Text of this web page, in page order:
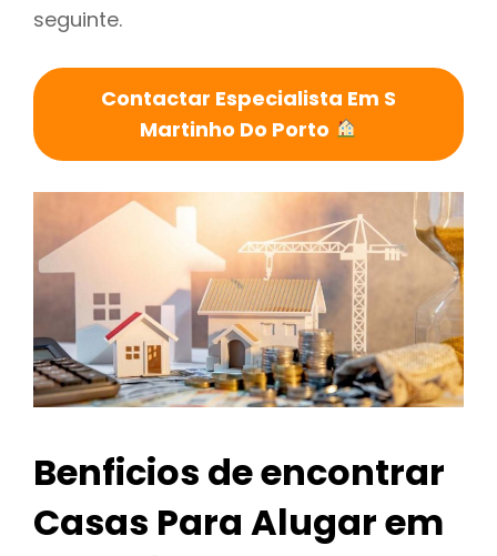
seguinte.
Contactar Especialista Em S
Martinho Do Porto
Benficios de encontrar
Casas Para Alugar em